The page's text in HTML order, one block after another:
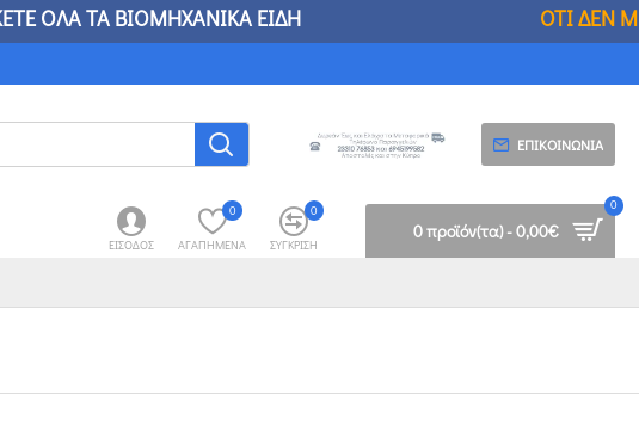
ΕΙΔΗΟΤΙ ΔΕΝ ΜΠΟΡΕΙΤΕ ΝΑ ΒΡΕΙΤΕ
ΕΠΙΚΟΙΝΩΝΊΑ
ΕΊΣΟΔΟΣ ΑΓΑΠΗΜΈΝΑ
0
ΣΎΓΚΡΙΣΗ
0
0 προϊόν(τα) - 0,00€
0